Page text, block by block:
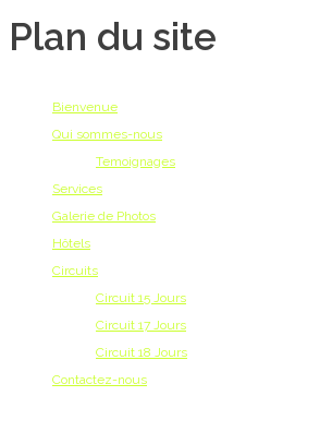
Plan du site
Bienvenue
Qui sommes-nous
Temoignages
Services
Galerie de Photos
Hôtels
Circuits
Circuit 15 Jours
Circuit 17 Jours
Circuit 18 Jours
Contactez-nous